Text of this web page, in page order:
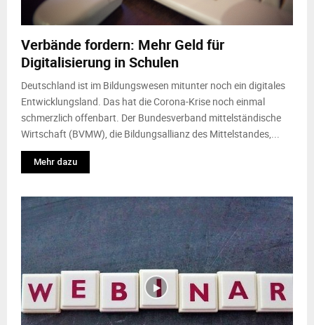
Verbände fordern: Mehr Geld für
Digitalisierung in Schulen
Deutschland ist im Bildungswesen mitunter noch ein digitales
Entwicklungsland. Das hat die Corona-Krise noch einmal
schmerzlich offenbart. Der Bundesverband mittelständische
Wirtschaft (BVMW), die Bildungsallianz des Mittelstandes,...
Mehr dazu